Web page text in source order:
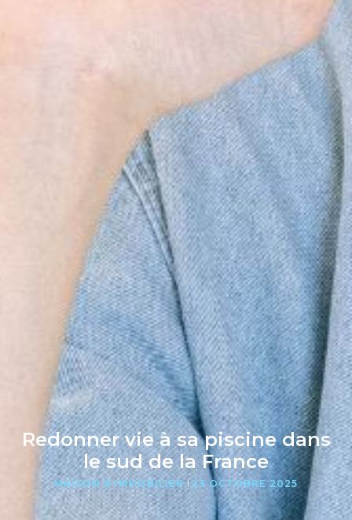
Redonner vie à sa piscine dans
le sud de la France
MAISON & IMMOBILIER 23 OCTOBRE 2025